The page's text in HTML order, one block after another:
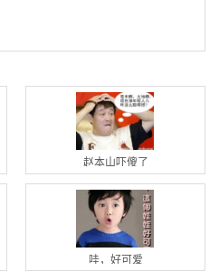
赵本山吓傻了
哇，好可爱